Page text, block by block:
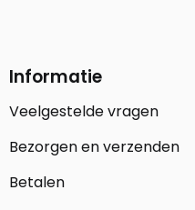
Informatie
Veelgestelde vragen
Bezorgen en verzenden
Betalen